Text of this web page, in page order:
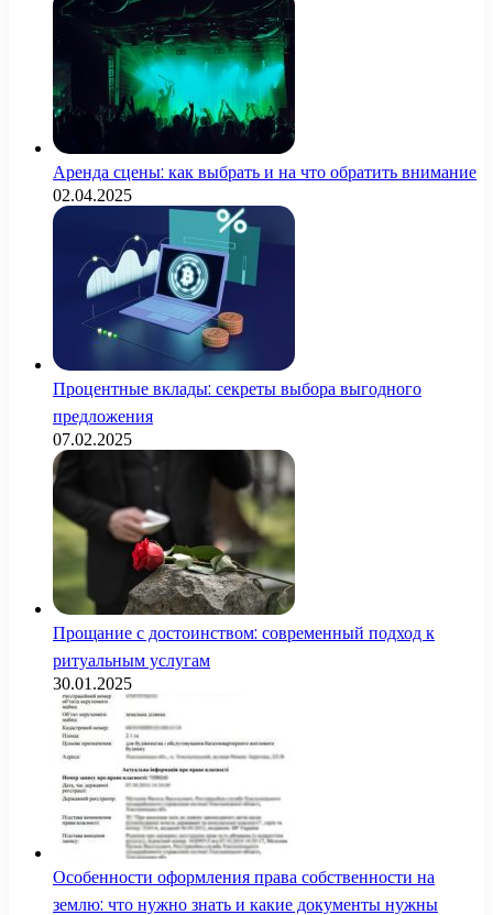
Аренда сцены: как выбрать и на что обратить внимание
02.04.2025
Процентные вклады: секреты выбора выгодного
предложения
07.02.2025
Прощание с достоинством: современный подход к
ритуальным услугам
30.01.2025
Особенности оформления права собственности на
землю: что нужно знать и какие документы нужны